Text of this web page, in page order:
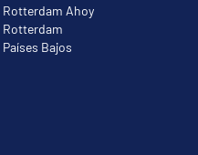
Rotterdam Ahoy
Rotterdam
Países Bajos